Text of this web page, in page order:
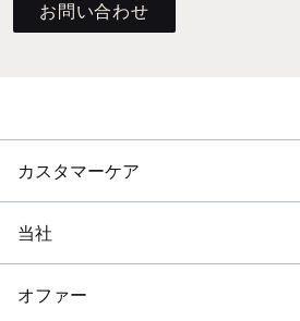
お問い合わせ
カスタマーケア
当社
オファー